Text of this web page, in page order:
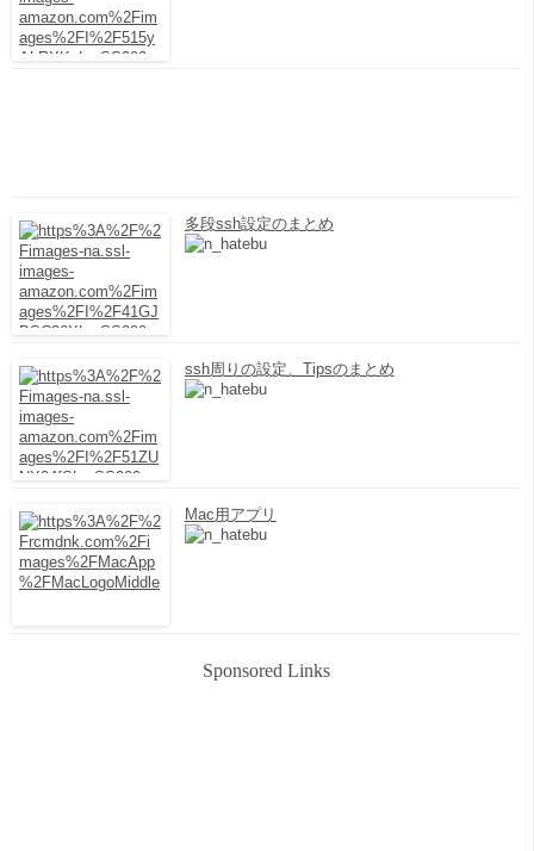
多段ssh設定のまとめ
ssh周りの設定、Tipsのまとめ
Mac用アプリ
Sponsored Links